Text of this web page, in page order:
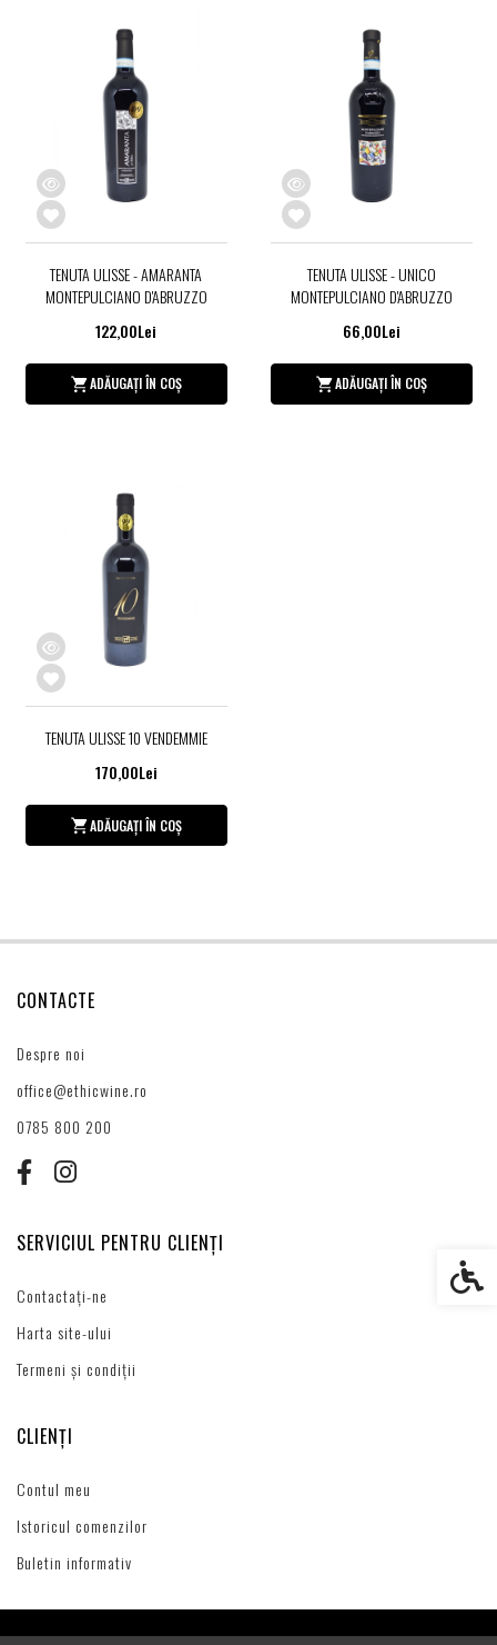
TENUTA ULISSE - AMARANTA
MONTEPULCIANO D'ABRUZZO
122,00Lei
ADĂUGAȚI ÎN COȘ
TENUTA ULISSE - UNICO
MONTEPULCIANO D'ABRUZZO
66,00Lei
ADĂUGAȚI ÎN COȘ
TENUTA ULISSE 10 VENDEMMIE
170,00Lei
ADĂUGAȚI ÎN COȘ
CONTACTE
Despre noi
office@ethicwine.ro
0785 800 200
SERVICIUL PENTRU CLIENȚI
Contactați-ne
Harta site-ului
Termeni și condiții
CLIENȚI
Contul meu
Istoricul comenzilor
Buletin informativ
Setări